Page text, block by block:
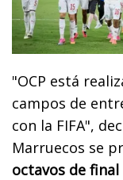
"OCP está
campos de
con la FIFA",
Marruecos se
octavos de